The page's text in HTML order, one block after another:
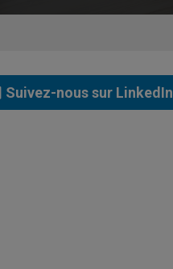
Suivez-nous sur LinkedIn